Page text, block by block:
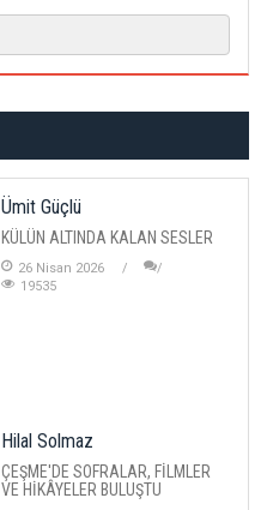
Ümit Güçlü
KÜLÜN ALTINDA KALAN SESLER
26 Nisan 2026
19535
Hilal Solmaz
ÇEŞME'DE SOFRALAR, FİLMLER
VE HİKÂYELER BULUŞTU